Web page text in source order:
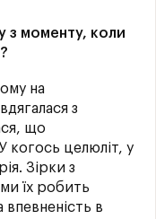
з моменту, коли
на
з
що
когось целюліт, у
Зірки з
їх робить
впевненість в